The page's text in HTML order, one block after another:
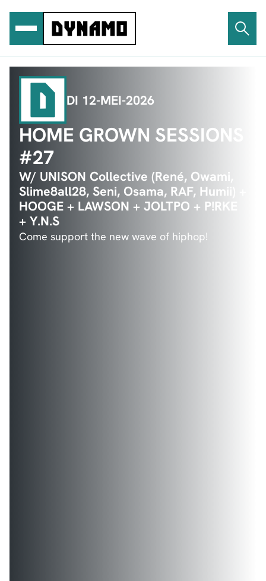
inhoud
DI 12-MEI-2026
HOME GROWN SESSIONS
#27
W/ UNISON Collective (René, Owami,
Slime8all28, Seni, Osama, RAF, Humii) +
HOOGE + LAWSON + JOLTPO + P!RKE
+ Y.N.S
Come support the new wave of hiphop!